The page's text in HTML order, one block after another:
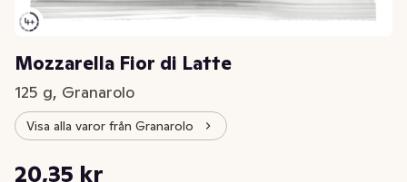
Mozzarella Fior di Latte
125 g, Granarolo
Visa alla varor från Granarolo
20,35 kr
Styckpris: 162,80 kr /kg